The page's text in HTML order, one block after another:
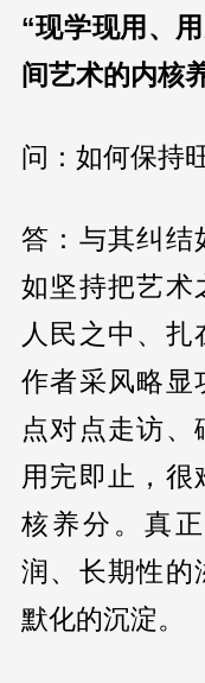
“现学现用、
间艺术的内核
问：如何保持
答：与其纠结
如坚持把艺术
人民之中、扎
作者采风略显
点对点走访、
用完即止，很
核养分。真
润、长期性的
默化的沉淀。